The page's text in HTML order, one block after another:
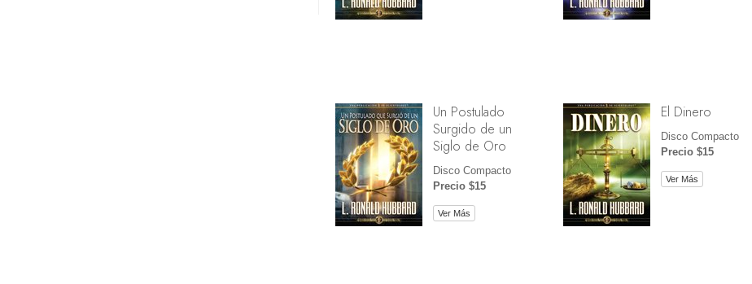
Un Postulado
Surgido de un
Siglo de Oro
Disco Compacto
Precio $15
Ver Más
El Dinero
Disco Compacto
Precio $15
Ver Más